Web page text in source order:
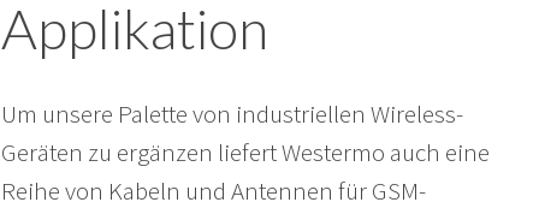
Applikation
Um unsere Palette von industriellen Wireless-
Geräten zu ergänzen liefert Westermo auch eine
Reihe von Kabeln und Antennen für GSM-